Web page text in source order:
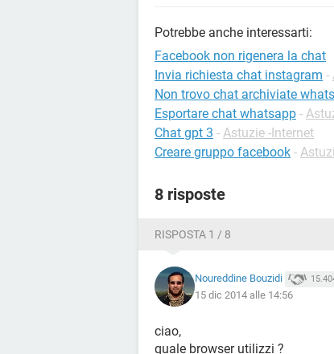
Potrebbe anche interessarti:
Facebook non rigenera la chat
Invia richiesta chat instagram -
Non trovo chat archiviate
Esportare chat whatsapp -
Chat gpt 3 - Astuzie -Internet
Creare gruppo facebook -
8 risposte
RISPOSTA 1 / 8
Noureddine Bouzidi
15 dic 2014 alle 14:56
ciao,
quale browser utilizzi ?